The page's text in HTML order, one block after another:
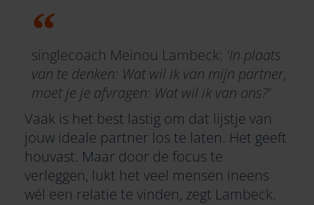
singlecoach Meinou Lambeck: 'In plaats
van te denken: Wat wil ik van mijn partner,
moet je je afvragen: Wat wil ik van ons?'
Vaak is het best lastig om dat lijstje van
jouw ideale partner los te laten. Het geeft
houvast. Maar door de focus te
verleggen, lukt het veel mensen ineens
wél een relatie te vinden, zegt Lambeck.